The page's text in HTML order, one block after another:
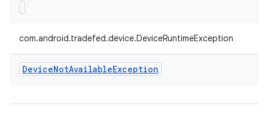
com.android.tradefed.device.DeviceRuntimeException
DeviceNotAvailableException